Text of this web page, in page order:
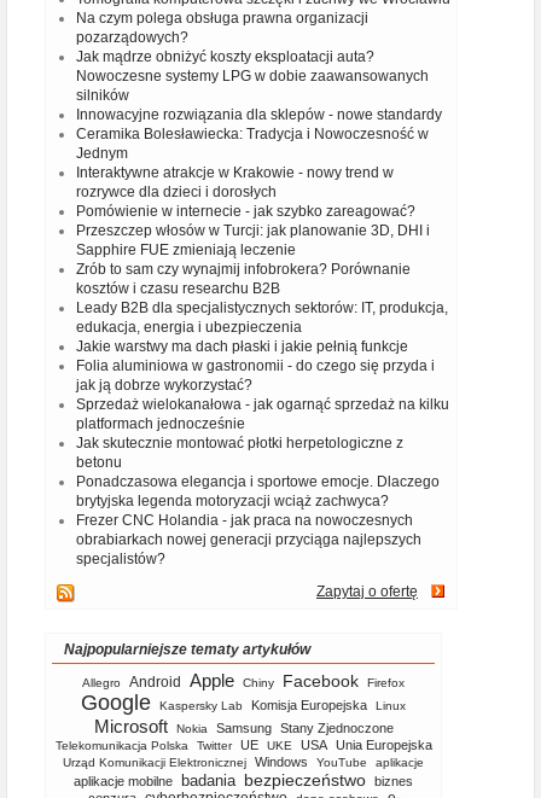
Na czym polega obsługa prawna organizacji
pozarządowych?
Jak mądrze obniżyć koszty eksploatacji auta?
Nowoczesne systemy LPG w dobie zaawansowanych
silników
Innowacyjne rozwiązania dla sklepów - nowe standardy
Ceramika Bolesławiecka: Tradycja i Nowoczesność w
Jednym
Interaktywne atrakcje w Krakowie - nowy trend w
rozrywce dla dzieci i dorosłych
Pomówienie w internecie - jak szybko zareagować?
Przeszczep włosów w Turcji: jak planowanie 3D, DHI i
Sapphire FUE zmieniają leczenie
Zrób to sam czy wynajmij infobrokera? Porównanie
kosztów i czasu researchu B2B
Leady B2B dla specjalistycznych sektorów: IT, produkcja,
edukacja, energia i ubezpieczenia
Jakie warstwy ma dach płaski i jakie pełnią funkcje
Folia aluminiowa w gastronomii - do czego się przyda i
jak ją dobrze wykorzystać?
Sprzedaż wielokanałowa - jak ogarnąć sprzedaż na kilku
platformach jednocześnie
Jak skutecznie montować płotki herpetologiczne z
betonu
Ponadczasowa elegancja i sportowe emocje. Dlaczego
brytyjska legenda motoryzacji wciąż zachwyca?
Frezer CNC Holandia - jak praca na nowoczesnych
obrabiarkach nowej generacji przyciąga najlepszych
specjalistów?
Zapytaj o ofertę
Najpopularniejsze tematy artykułów
Allegro Android Apple Chiny Facebook Firefox
Google Kaspersky Lab Komisja Europejska Linux
Microsoft Nokia Samsung Stany Zjednoczone
Telekomunikacja Polska Twitter UE UKE USA Unia Europejska
Urząd Komunikacji Elektronicznej Windows YouTube aplikacje
aplikacje mobilne badania bezpieczeństwo biznes